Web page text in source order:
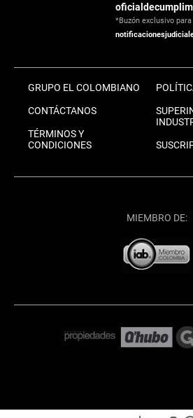
*Buzón exclusivo
GRUPO EL COLOMBIANO
CONTÁCTANOS
TÉRMINOS Y
CONDICIONES
MIEMBRO DE: